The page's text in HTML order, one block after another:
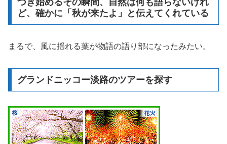
づき始めるその瞬間、自然は何も語らないけれ
ど、確かに「秋が来たよ」と伝えてくれている
まるで、風に揺れる葉が物語の語り部になったみたい。
グランドニッコー淡路のツアーを探す